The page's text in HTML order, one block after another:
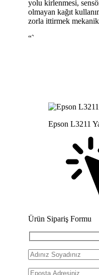
yolu kirlenmesi,
olmayan kağıt
zorla ittirmek
“`
Epson L3211
Ürün Sipariş Formu